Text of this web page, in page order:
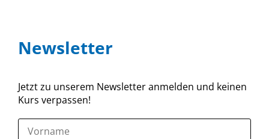
Newsletter
Jetzt zu unserem Newsletter anmelden und keinen
Kurs verpassen!